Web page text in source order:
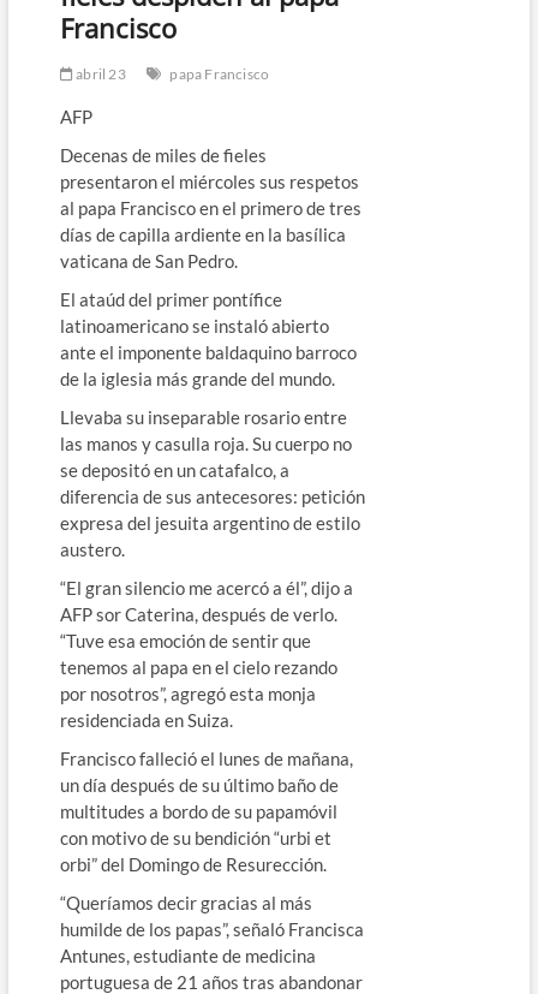
Francisco
abril 23 papa Francisco
AFP
Decenas de miles de fieles
presentaron el miércoles sus respetos
al papa Francisco en el primero de tres
días de capilla ardiente en la basílica
vaticana de San Pedro.
El ataúd del primer pontífice
latinoamericano se instaló abierto
ante el imponente baldaquino barroco
de la iglesia más grande del mundo.
Llevaba su inseparable rosario entre
las manos y casulla roja. Su cuerpo no
se depositó en un catafalco, a
diferencia de sus antecesores: petición
expresa del jesuita argentino de estilo
austero.
“El gran silencio me acercó a él”, dijo a
AFP sor Caterina, después de verlo.
“Tuve esa emoción de sentir que
tenemos al papa en el cielo rezando
por nosotros”, agregó esta monja
residenciada en Suiza.
Francisco falleció el lunes de mañana,
un día después de su último baño de
multitudes a bordo de su papamóvil
con motivo de su bendición “urbi et
orbi” del Domingo de Resurección.
“Queríamos decir gracias al más
humilde de los papas”, señaló Francisca
Antunes, estudiante de medicina
portuguesa de 21 años tras abandonar